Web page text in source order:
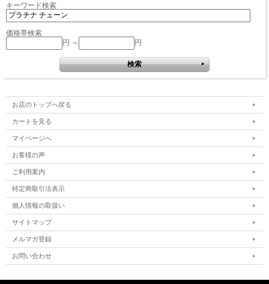
キーワード検索
価格帯検索
円 ～
円
お店のトップへ戻る
カートを見る
マイページへ
お客様の声
ご利用案内
特定商取引法表示
個人情報の取扱い
サイトマップ
メルマガ登録
お問い合わせ